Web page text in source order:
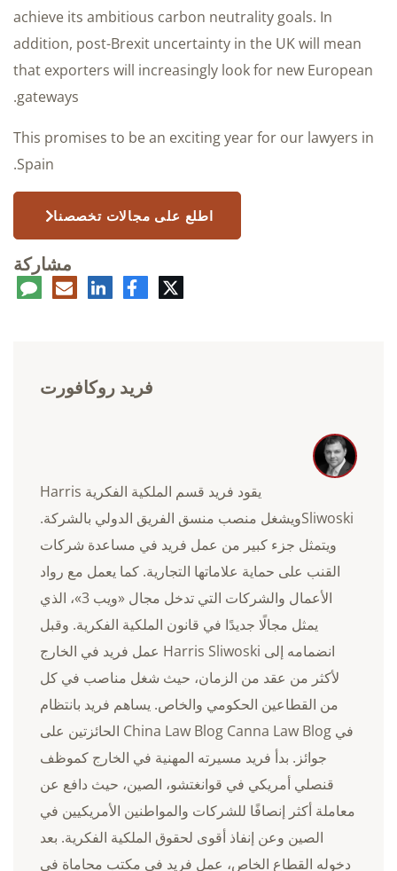
achieve its ambitious carbon neutrality goals. In
addition, post-Brexit uncertainty in the UK will mean
that exporters will increasingly look for new European
gateways.
This promises to be an exciting year for our lawyers in
Spain.
اطلع على مجالات تخصصنا
مشاركة
تويتر فيسبوكلينكدإنالبريد
فريد روكافورت
يقود فريد قسم الملكية الفكرية Harris
Sliwoskiويشغل منصب منسق الفريق الدولي بالشركة.
ويتمثل جزء كبير من عمل فريد في مساعدة شركات
القنب على حماية علاماتها التجارية. كما يعمل مع رواد
الأعمال والشركات التي تدخل مجال «ويب 3»، الذي
يمثل مجالًا جديدًا في قانون الملكية الفكرية. وقبل
انضمامه إلى Harris Sliwoski عمل فريد في الخارج
لأكثر من عقد من الزمان، حيث شغل مناصب في كل
من القطاعين الحكومي والخاص. يساهم فريد بانتظام
في China Law Blog Canna Law Blog الحائزتين على
جوائز. بدأ فريد مسيرته المهنية في الخارج كموظف
قنصلي أمريكي في قوانغتشو، الصين، حيث دافع عن
معاملة أكثر إنصافًا للشركات والمواطنين الأمريكيين في
الصين وعن إنفاذ أقوى لحقوق الملكية الفكرية. بعد
دخوله القطاع الخاص، عمل فريد في مكتب محاماة في